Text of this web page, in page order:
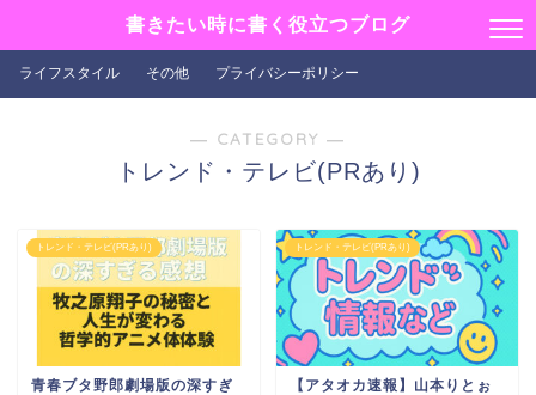
書きたい時に書く役立つブログ
ライフスタイル その他 プライバシーポリシー
― CATEGORY ―
トレンド・テレビ(PRあり)
トレンド・テレビ(PRあり)
青春ブタ野郎劇場版の深すぎ
トレンド・テレビ(PRあり)
【アタオカ速報】山本りとぉ